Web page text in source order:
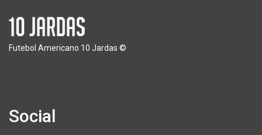
Futebol Americano 10 Jardas ©
Social